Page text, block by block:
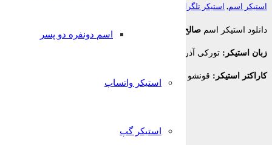
اسم دونفره دو پسر
استیکر واتساپ
استیکر گپ
استیکر اسم, استیکر تلگرام
دانلود استیکر اسم صالح
زبان استیکر: تورکی آذربایجانی
کاراکتر استیکر: قونشو